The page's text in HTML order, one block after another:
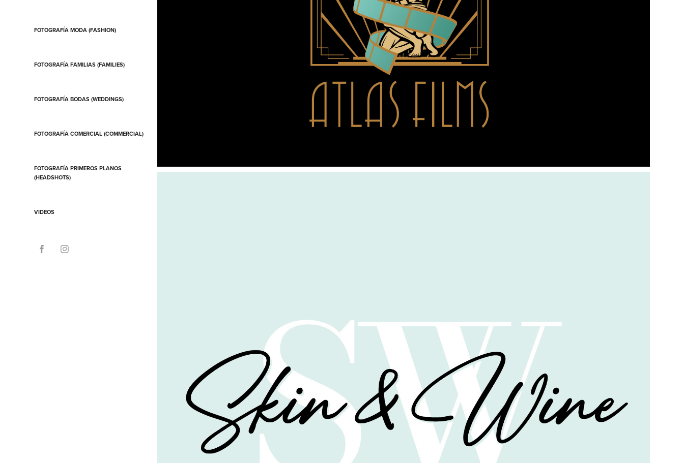
FOTOGRAFÍA MODA (FASHION)
FOTOGRAFÍA FAMILIAS (FAMILIES)
FOTOGRAFÍA BODAS (WEDDINGS)
FOTOGRAFÍA COMERCIAL (COMMERCIAL)
FOTOGRAFÍA PRIMEROS PLANOS
(HEADSHOTS)
VIDEOS